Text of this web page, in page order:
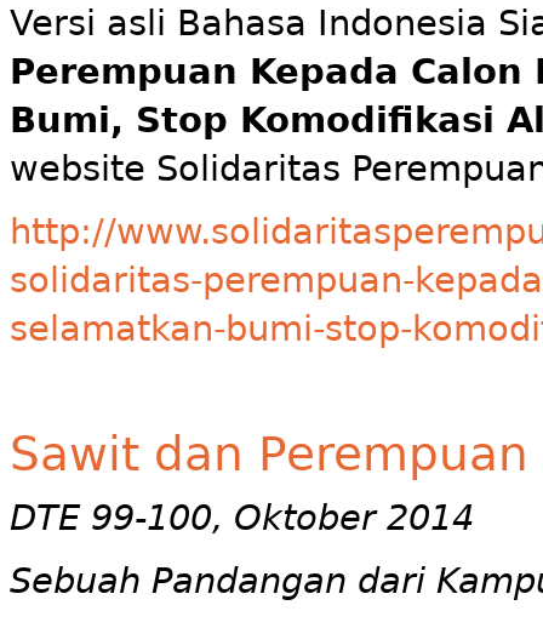
Versi asli Bahasa Indonesia
Perempuan Kepada
Bumi, Stop Komodifikasi
website Solidaritas
http://
solidaritas-perempuan-
selamatkan-bumi-stop-
Sawit dan
DTE 99-100, Oktober 2014
Sebuah Pandangan dari